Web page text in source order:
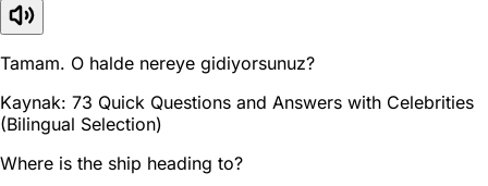
Tamam. O halde nereye gidiyorsunuz?
Kaynak: 73 Quick Questions and Answers with Celebrities
(Bilingual Selection)
Where is the ship heading to?